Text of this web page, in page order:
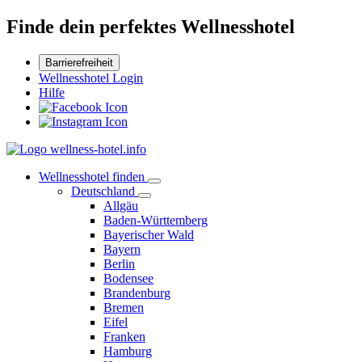
Finde dein perfektes Wellnesshotel
Barrierefreiheit
Wellnesshotel Login
Hilfe
Wellnesshotel finden
Deutschland
Allgäu
Baden-Württemberg
Bayerischer Wald
Bayern
Berlin
Bodensee
Brandenburg
Bremen
Eifel
Franken
Hamburg